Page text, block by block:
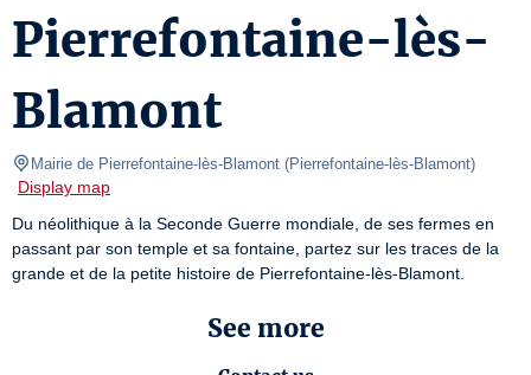
Pierrefontaine-lès-
Blamont
Mairie de Pierrefontaine-lès-Blamont (Pierrefontaine-lès-Blamont)
Display map
Du néolithique à la Seconde Guerre mondiale, de ses fermes en
passant par son temple et sa fontaine, partez sur les traces de la
grande et de la petite histoire de Pierrefontaine-lès-Blamont.
See more